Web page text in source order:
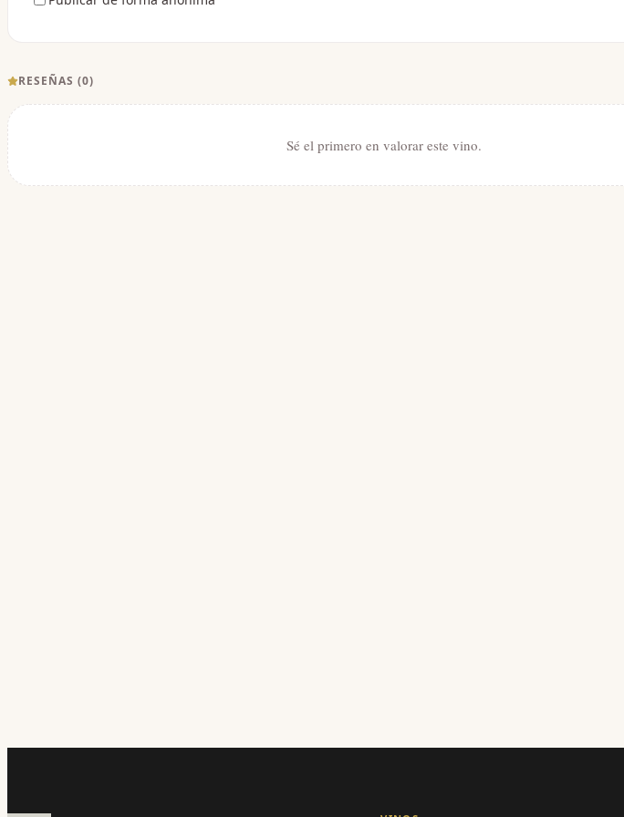
RESEÑAS (0)
Sé el primero en valorar este vino.